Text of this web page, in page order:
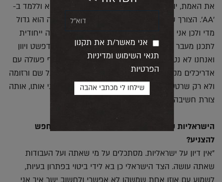
את האמת, יותר קוסמת לי הצעה מלפני שנתיים לבוא וללמד ב-
'AA'. הצורך שלי להחזיק בעט והפחד מאיבוד שליטה הוא גדול
מדי ולכן אני לא חושב שאפתח משרד בחו"ל. זו חוויה ייחודית
לתכנן מעבר לים, פתאום אנחנו מגיעים לברלין או בודפשט ויוון
ואנחנו לא נטועים בקונטקסט. אנחנו נהנים גם לשתף פעולה עם
אדריכלים מקומיים, ומחפשים כזה שיהיה מעולה, בעל שם ורזומה
ולא רק שרטט. כזה שעל פניו לא יצטרך אותי ולא אני אותו, אותה
צורת חשיבה כמו מה שאני עושה עם הצוות שלי".
הישראליות של המשרד נוכחת? או שאתה דווקא מחפש
להצניע?
"אין דיון על ישראליות. מסתכלים על מי שאתה ועל העבודות
שאתה עושה. הצד הישראלי כן בא לידי ביטוי בפתרון בעיות,
אני מאשר/ת את תקנון
תנאי השימוש ומדיניות
הפרטיות